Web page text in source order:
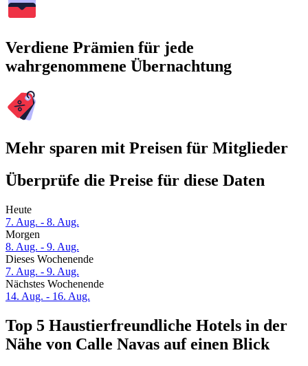
Verdiene Prämien für jede
wahrgenommene Übernachtung
Mehr sparen mit Preisen für Mitglieder
Überprüfe die Preise für diese Daten
Heute
7. Aug. - 8. Aug.
Morgen
8. Aug. - 9. Aug.
Dieses Wochenende
7. Aug. - 9. Aug.
Nächstes Wochenende
14. Aug. - 16. Aug.
Top 5 Haustierfreundliche Hotels in der
Nähe von Calle Navas auf einen Blick